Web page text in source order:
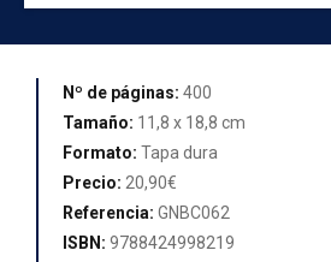
Nº de páginas: 400
Tamaño: 11,8 x 18,8 cm
Formato: Tapa dura
Precio: 20,90€
Referencia: GNBC062
ISBN: 9788424998219